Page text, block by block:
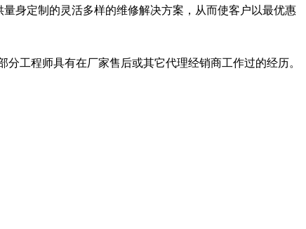
身定制的灵活多样的维修解决方案，从而使客户以最优惠
工程师具有在厂家售后或其它代理经销商工作过的经历。